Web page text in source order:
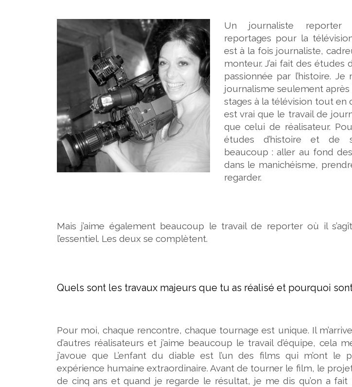
Un journaliste reporter
reportages pour la
est à la fois journaliste,
monteur. J’ai fait des études
passionnée par l’histoire.
journalisme seulement
stages à la télévision tout en
est vrai que le travail de
que celui de réalisateur.
études d’histoire et de
beaucoup : aller au fond
dans le manichéisme,
regarder.
Mais j’aime également beaucoup le travail de reporter où il
l’essentiel. Les deux se complètent.
Quels sont les travaux majeurs que tu as réalisé et pourquoi
Pour moi, chaque rencontre, chaque tournage est unique. Il
d’autres réalisateurs et j’aime beaucoup le travail d’équipe, cela
j’avoue que L’enfant du diable est l’un des films qui m’ont le
expérience humaine extraordinaire. Avant de tourner le film, le
de cinq ans et quand je regarde le résultat, je me dis qu’on a